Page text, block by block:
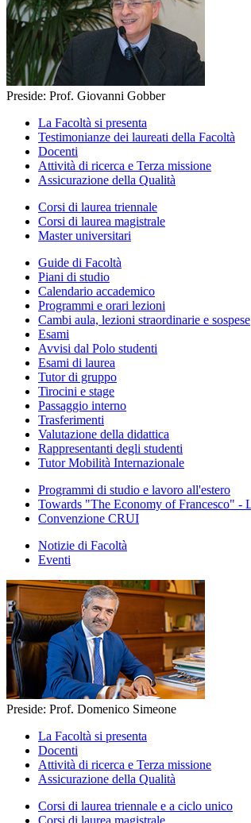
Preside: Prof. Giovanni Gobber
La Facoltà si presenta
Testimonianze dei laureati della Facoltà
Docenti
Attività di ricerca e Terza missione
Assicurazione della Qualità
Corsi di laurea triennale
Corsi di laurea magistrale
Master universitari
Guide di Facoltà
Piani di studio
Calendario accademico
Programmi e orari lezioni
Cambi aula, lezioni straordinarie e sospese
Esami
Avvisi dal Polo studenti
Esami di laurea
Tutor di gruppo
Tirocini e stage
Passaggio interno
Trasferimenti
Valutazione della didattica
Rappresentanti degli studenti
Tutor Mobilità Internazionale
Programmi di studio e lavoro all'estero
Towards "The Economy of Francesco" -
Convenzione CRUI
Notizie di Facoltà
Eventi
Preside: Prof. Domenico Simeone
La Facoltà si presenta
Docenti
Attività di ricerca e Terza missione
Assicurazione della Qualità
Corsi di laurea triennale e a ciclo unico
Corsi di laurea magistrale